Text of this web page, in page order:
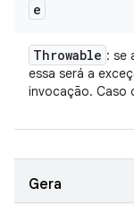
e
Throwable : se
essa será a
invocação. Caso
Gera